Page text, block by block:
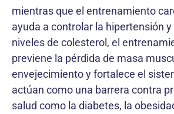
mientras que el entrenamiento
ayuda a controlar la hipertensión
niveles de colesterol, el
previene la pérdida de masa
envejecimiento y fortalece el
actúan como una barrera contra
salud como la diabetes, la